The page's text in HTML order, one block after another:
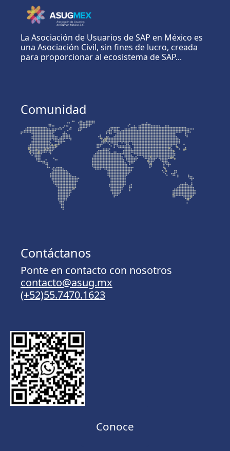
La Asociación de Usuarios de SAP en México es
una Asociación Civil, sin fines de lucro, creada
para proporcionar al ecosistema de SAP...
Comunidad
Contáctanos
Ponte en contacto con nosotros
contacto@asug.mx
(+52)55.7470.1623
Conoce